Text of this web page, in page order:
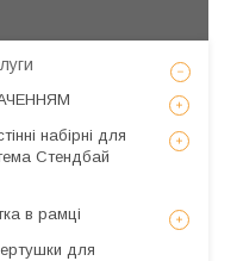
набірні для
Стендбай
в рамці
для